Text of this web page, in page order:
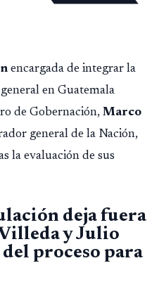
encargada de integrar la
en Guatemala
de Gobernación, Marco
general de la Nación,
la evaluación de sus
deja fuera
y Julio
proceso para